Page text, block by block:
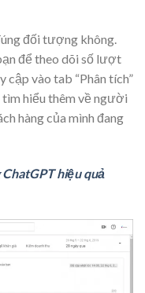
đối tượng không.
để theo dõi số lượt
cập vào tab “Phân tích”
hiểu thêm về người
hàng của mình đang
hiệu quả